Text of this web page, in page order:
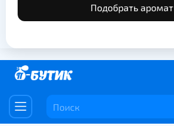
Подобрать аромат